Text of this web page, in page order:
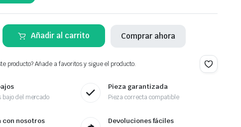
Añadir al carrito Comprar ahora
producto? Añade a favoritos y sigue el producto.
bajo del mercado
Pieza garantizada
Pieza correcta compatible
con nosotros Devoluciones fáciles